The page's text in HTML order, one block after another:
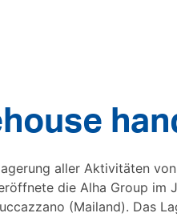
aller Aktivitäten
die Alha Group im
(Mailand). Das